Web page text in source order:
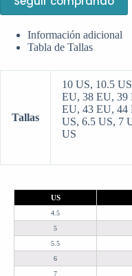
Información adicional
Tabla de Tallas
Tallas
10 US, 10.5
EU, 38 EU, 39
EU, 43 EU, 44
US, 6.5 US, 7
US
US
4.5
5
5.5
6
7